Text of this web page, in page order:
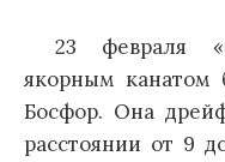
23 февраля
якорным канатом
Босфор. Она
расстоянии от 9